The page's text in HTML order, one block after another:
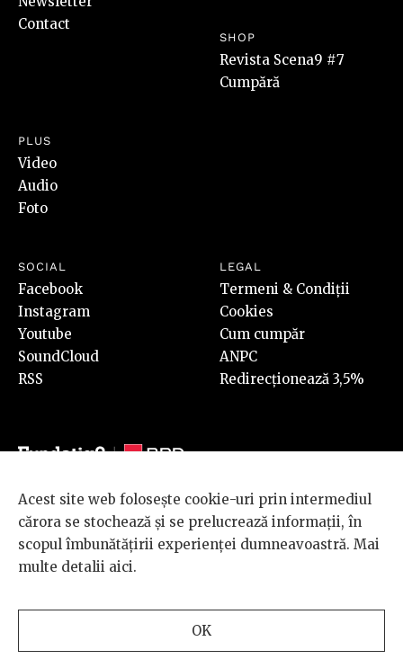
Contact
SHOP
Revista Scena9 #7
Cumpără
PLUS
Video
Audio
Foto
SOCIAL
Facebook
Instagram
Youtube
SoundCloud
RSS
LEGAL
Termeni & Condiții
Cookies
Cum cumpăr
ANPC
Redirecționează 3,5%
© 2026 BRD Groupe Société Générale, toate drepturile rezervate.
Scena 9 este un proiect sustinut de
BRD GROUPE SOCIÉTÉ
GÉNÉRALE
Acest site web folosește cookie-uri prin intermediul
cărora se stochează și se prelucrează informații, în
scopul îmbunătățirii experienței dumneavoastră. Mai
multe detalii aici.
OK